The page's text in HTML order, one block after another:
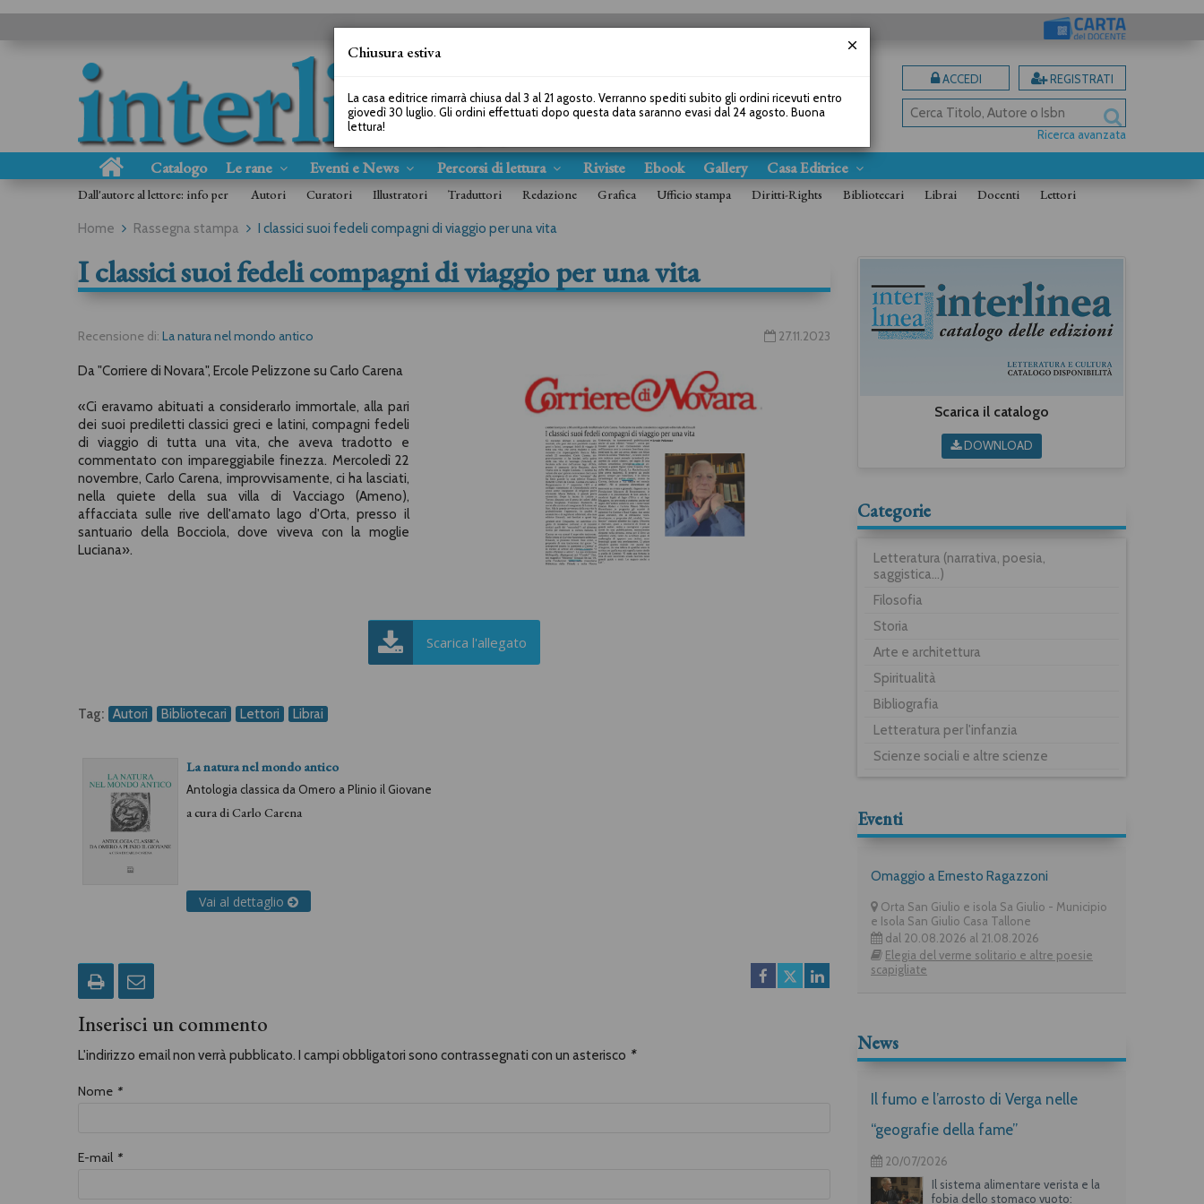
ACCEDI REGISTRATI
Ricerca avanzata
Catalogo Le rane Eventi e News Percorsi di lettura Riviste Ebook Gallery Casa Editrice
Dall'autore al lettore: info per Autori Curatori Illustratori Traduttori Redazione Grafica Ufficio stampa Diritti-Rights Bibliotecari Librai Docenti Lettori
Home Rassegna stampa I classici suoi fedeli compagni di viaggio per una vita
I classici suoi fedeli compagni di viaggio per una vita
Recensione di: La natura nel mondo antico 27.11.2023
Da "Corriere di Novara", Ercole Pelizzone su Carlo Carena
«Ci eravamo abituati a considerarlo immortale, alla pari
dei suoi prediletti classici greci e latini, compagni fedeli
di viaggio di tutta una vita, che aveva tradotto e
commentato con impareggiabile finezza. Mercoledì 22
novembre, Carlo Carena, improvvisamente, ci ha lasciati,
nella quiete della sua villa di Vacciago (Ameno),
affacciata sulle rive dell'amato lago d'Orta, presso il
santuario della Bocciola, dove viveva con la moglie
Luciana».
Scarica l'allegato
Tag: Autori Bibliotecari Lettori Librai
La natura nel mondo antico
Antologia classica da Omero a Plinio il Giovane
a cura diCarlo Carena
Vai al dettaglio
Inserisci un commento
L'indirizzo email non verrà pubblicato. I campi obbligatori sono contrassegnati con un asterisco *
Nome *
E-mail *
Scarica il catalogo
DOWNLOAD
Categorie
Letteratura (narrativa, poesia,
saggistica...)
Filosofia
Storia
Arte e architettura
Spiritualità
Bibliografia
Letteratura per l'infanzia
Scienze sociali e altre scienze
Eventi
Omaggio a Ernesto Ragazzoni
Orta San Giulio e isola Sa Giulio - Municipio
e Isola San Giulio Casa Tallone
dal 20.08.2026 al 21.08.2026
Elegia del verme solitario e altre poesie
scapigliate
News
Il fumo e l’arrosto di Verga nelle
“geografie della fame”
20/07/2026
Il sistema alimentare verista e la
fobia dello stomaco vuoto:
Chiusura estiva
La casa editrice rimarrà chiusa dal 3 al 21 agosto. Verranno spediti subito gli ordini ricevuti entro
giovedì 30 luglio. Gli ordini effettuati dopo questa data saranno evasi dal 24 agosto. Buona
lettura!